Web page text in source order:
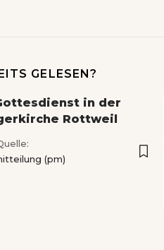
GELESEN?
in der
Rottweil
(pm)